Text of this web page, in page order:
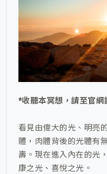
*收聽本冥想，請至官
看見由偉大的光、明亮
體，肉體背後的光體有
壽。現在進入內在的光
康之光、喜悅之光。